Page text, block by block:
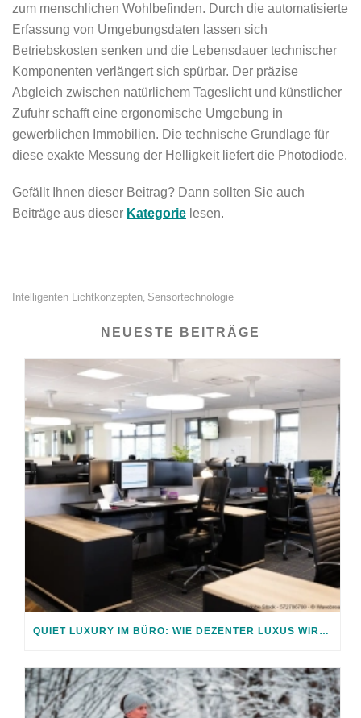
zum menschlichen Wohlbefinden. Durch die automatisierte
Erfassung von Umgebungsdaten lassen sich
Betriebskosten senken und die Lebensdauer technischer
Komponenten verlängert sich spürbar. Der präzise
Abgleich zwischen natürlichem Tageslicht und künstlicher
Zufuhr schafft eine ergonomische Umgebung in
gewerblichen Immobilien. Die technische Grundlage für
diese exakte Messung der Helligkeit liefert die Photodiode.
Gefällt Ihnen dieser Beitrag? Dann sollten Sie auch
Beiträge aus dieser Kategorie lesen.
Intelligenten Lichtkonzepten Sensortechnologie
NEUESTE BEITRÄGE
QUIET LUXURY IM BÜRO: WIE DEZENTER LUXUS WIRKT